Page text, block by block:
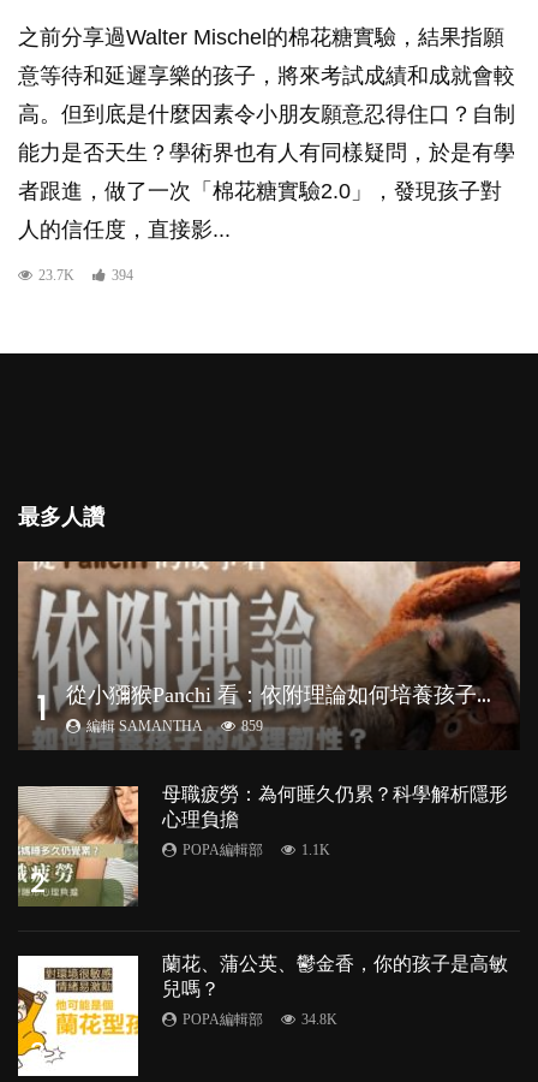
之前分享過Walter Mischel的棉花糖實驗，結果指願
意等待和延遲享樂的孩子，將來考試成績和成就會較
高。但到底是什麼因素令小朋友願意忍得住口？自制
能力是否天生？學術界也有人有同樣疑問，於是有學
者跟進，做了一次「棉花糖實驗2.0」，發現孩子對
人的信任度，直接影...
23.7K 394
最多人讚
1 從
小獼猴Panchi 看：依附理論如何培養孩子心理韌性？
編輯 SAMANTHA 859
2
母職疲勞：為何睡久仍累？科學解析隱形
心理負擔
POPA編輯部 1.1K
3
蘭花、蒲公英、鬱金香，你的孩子是高敏
兒嗎？
POPA編輯部 34.8K